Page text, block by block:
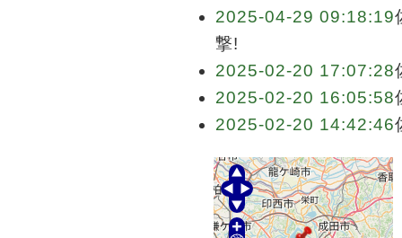
2025-04-29 09:18:19
撃!
2025-02-20 17:07:28
2025-02-20 16:05:58
2025-02-20 14:42:46